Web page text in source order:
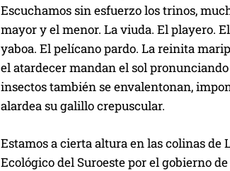
Escuchamos sin esfuerzo los trinos,
mayor y el menor. La viuda. El playero.
yaboa. El pelícano pardo. La reinita
el atardecer mandan el sol
insectos también se envalentonan,
alardea su galillo crepuscular.
Estamos a cierta altura en las colinas de
Ecológico del Suroeste por el gobierno